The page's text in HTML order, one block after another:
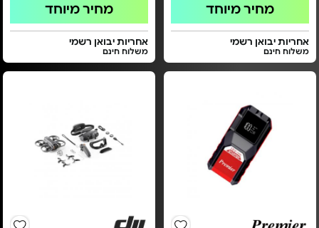
מחיר מיוחד
אחריות יבואן רשמי
משלוח חינם
מחיר מיוחד
אחריות יבואן רשמי
משלוח חינם